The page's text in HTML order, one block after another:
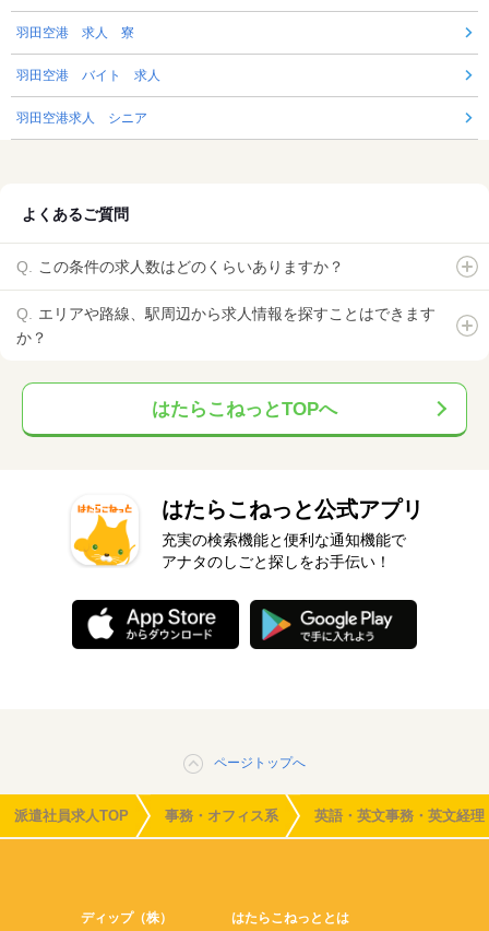
羽田空港 求人 寮
羽田空港 バイト 求人
羽田空港求人 シニア
よくあるご質問
この条件の求人数はどのくらいありますか？
エリアや路線、駅周辺から求人情報を探すことはできます
か？
はたらこねっとTOPへ
はたらこねっと公式アプリ
充実の検索機能と便利な通知機能で
アナタのしごと探しをお手伝い！
ページトップへ
派遣社員求人TOP 事務・オフィス系 英語・英文事務・英文経理
ディップ（株） はたらこねっととは